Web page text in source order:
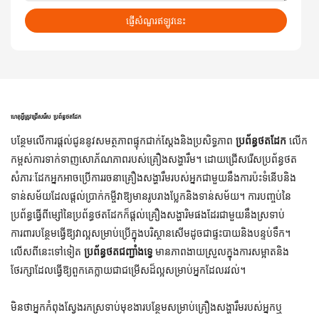
ផ្ញើសំណួរឥឡូវនេះ
ហេតុអ្វីត្រូវជ្រើសរើស ប្រព័ន្ធថតដែក
បន្ថែមលើការផ្តល់ជូននូវសមត្ថភាពផ្ទុកជាក់ស្តែងនិងប្រសិទ្ធភាព ប្រព័ន្ធថតដែក លើក
កម្ពស់ការទាក់ទាញសោភ័ណភាពរបស់គ្រឿងសង្ហារឹម។ ដោយជ្រើសរើសប្រព័ន្ធថត
សំភារៈដែកអ្នកអាចប្រើការរចនាគ្រឿងសង្ហារឹមរបស់អ្នកជាមួយនឹងការប៉ះទំនើបនិង
ទាន់សម័យដែលផ្តល់ប្រាក់កម្ចីវាឱ្យមានរូបរាងប្លែកនិងទាន់សម័យ។ ការបញ្ចប់នៃ
ប្រព័ន្ធធ្វើពីម្សៅនៃប្រព័ន្ធថតដែកក៏ផ្តល់គ្រឿងសង្ហារិមផងដែរជាមួយនឹងស្រទាប់
ការពារបន្ថែមធ្វើឱ្យវាល្អសម្រាប់ប្រើក្នុងបរិស្ថានសើមដូចជាផ្ទះបាយនិងបន្ទប់ទឹក។
លើសពីនេះទៅទៀត ប្រព័ន្ធថតជញ្ជាំងទ្វេ មានភាពងាយស្រួលក្នុងការសម្អាតនិង
ថែរក្សាដែលធ្វើឱ្យពួកគេក្លាយជាជម្រើសដ៏ល្អសម្រាប់អ្នកដែលរវល់។
មិនថាអ្នកកំពុងស្វែងរកស្រទាប់មុខងារបន្ថែមសម្រាប់គ្រឿងសង្ហារឹមរបស់អ្នកឬ